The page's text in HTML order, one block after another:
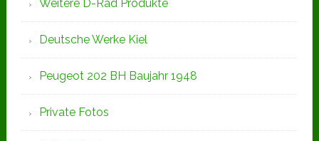
Weitere D-Rad Produkte
Deutsche Werke Kiel
Peugeot 202 BH Baujahr 1948
Private Fotos